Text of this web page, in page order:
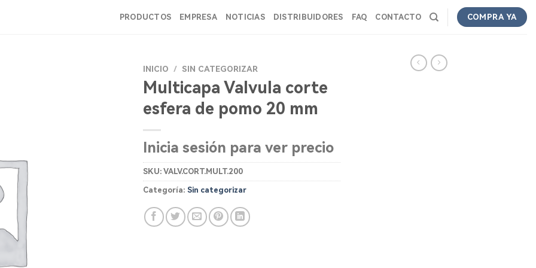
PRODUCTOS EMPRESA NOTICIAS DISTRIBUIDORES FAQ CONTACTO COMPRA YA
INICIO / SIN CATEGORIZAR
Multicapa Valvula corte
esfera de pomo 20 mm
Inicia sesión para ver precio
SKU: VALV.CORT.MULT.200
Categoría: Sin categorizar